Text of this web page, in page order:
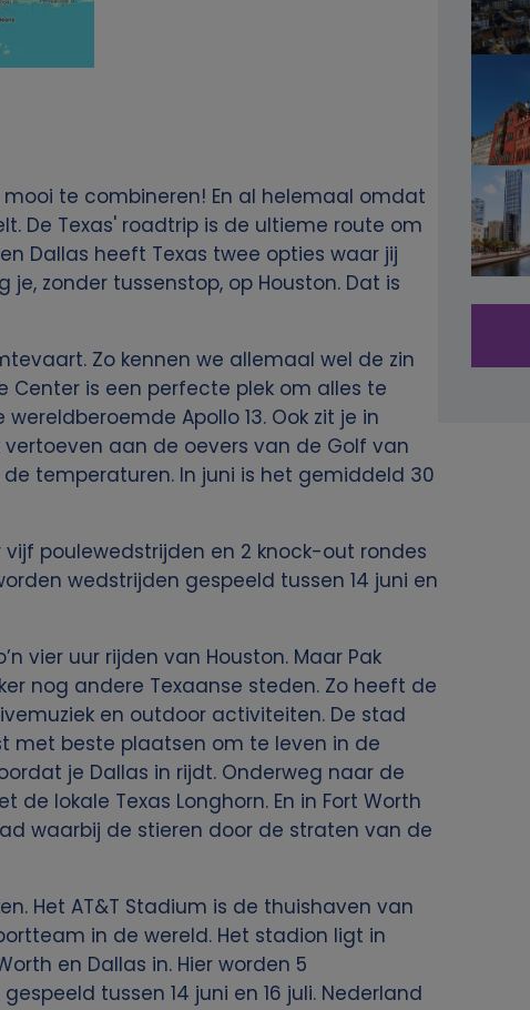
te combineren! En al helemaal omdat
De Texas' roadtrip is de ultieme route om
Dallas heeft Texas twee opties waar jij
zonder tussenstop, op Houston. Dat is
Zo kennen we allemaal wel de zin
Center is een perfecte plek om alles te
Apollo 13. Ook zit je in
vertoeven aan de oevers van de Golf van
temperaturen. In juni is het gemiddeld 30
poulewedstrijden en 2 knock-out rondes
wedstrijden gespeeld tussen 14 juni en
vier uur rijden van Houston. Maar Pak
nog andere Texaanse steden. Zo heeft de
en outdoor activiteiten. De stad
met beste plaatsen om te leven in de
je Dallas in rijdt. Onderweg naar de
lokale Texas Longhorn. En in Fort Worth
waarbij de stieren door de straten van de
Het AT&T Stadium is de thuishaven van
in de wereld. Het stadion ligt in
en Dallas in. Hier worden 5
tussen 14 juni en 16 juli. Nederland